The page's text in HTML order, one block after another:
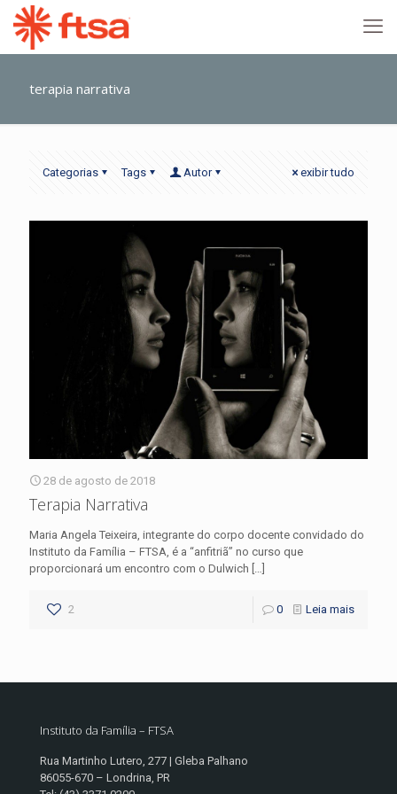
terapia narrativa
Categorias Tags Autor exibir tudo
28 de agosto de 2018
Terapia Narrativa
Maria Angela Teixeira, integrante do corpo docente convidado do
Instituto da Família – FTSA, é a “anfitriã” no curso que
proporcionará um encontro com o Dulwich
2 0 Leia mais
Instituto da Família – FTSA
Rua Martinho Lutero, 277 | Gleba Palhano
86055-670 – Londrina, PR